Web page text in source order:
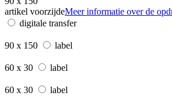
artikel voorzijdeMeer informatie over de
digitale transfer
90 x 150 label
60 x 30 label
60 x 30 label